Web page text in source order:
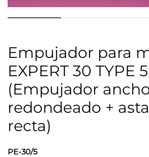
Empujador para
EXPERT 30 TYPE 5
(Empujador
redondeado +
recta)
PE-30/5